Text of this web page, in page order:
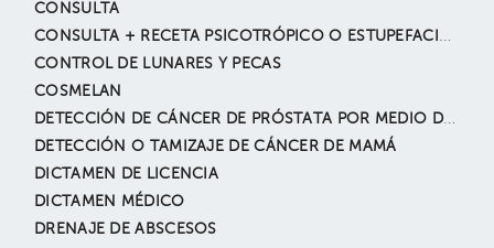
CONSULTA
CONSULTA + RECETA PSICOTRÓPICO O ESTUPEFACIENTE
CONTROL DE LUNARES Y PECAS
COSMELAN
DETECCIÓN DE CÁNCER DE PRÓSTATA POR MEDIO DE TACTO
DETECCIÓN O TAMIZAJE DE CÁNCER DE MAMÁ
DICTAMEN DE LICENCIA
DICTAMEN MÉDICO
DRENAJE DE ABSCESOS